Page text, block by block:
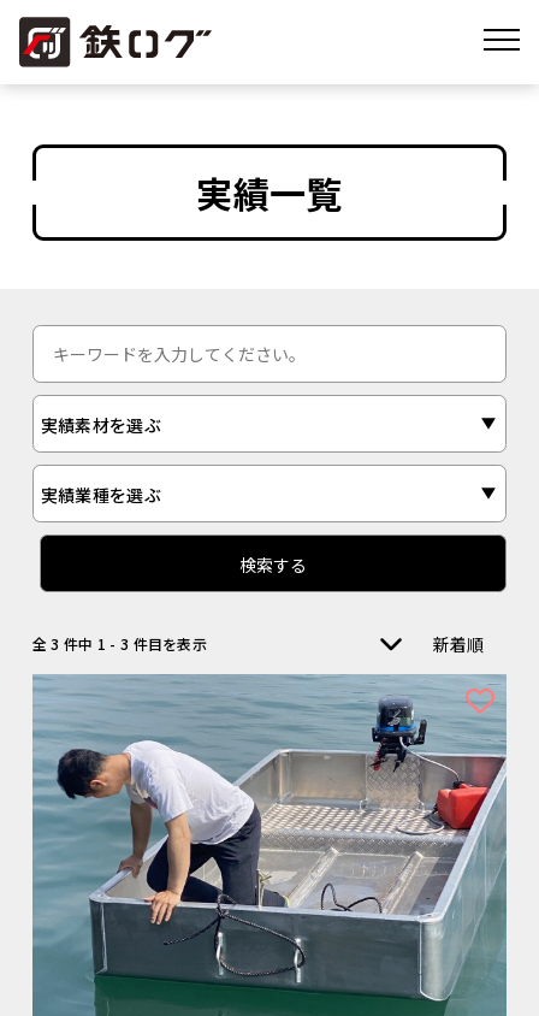
実績一覧
実績素材を選ぶ
実績業種を選ぶ
検索する
新着順
全 3 件中 1 - 3 件目を表示